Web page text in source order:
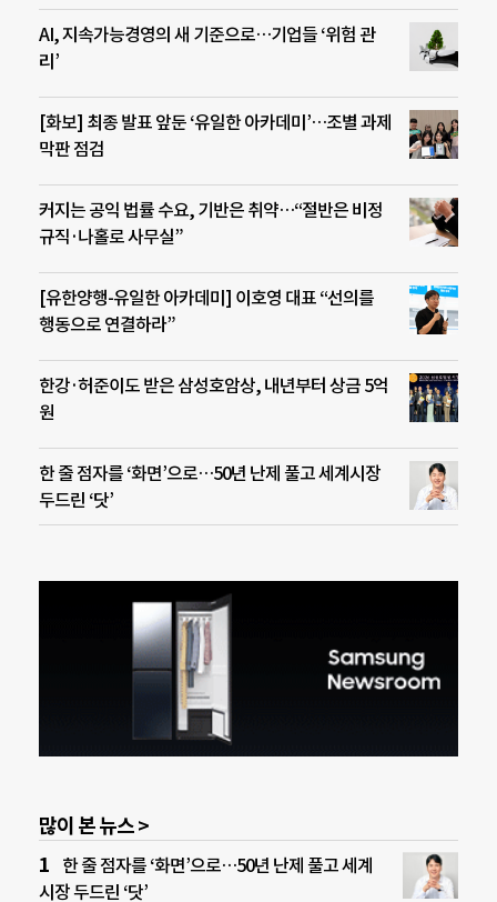
AI, 지속가능경영의 새 기준으로…기업들 ‘위험 관
리’
[화보] 최종 발표 앞둔 ‘유일한 아카데미’…조별 과제
막판 점검
커지는 공익 법률 수요, 기반은 취약…“절반은 비정
규직·나홀로 사무실”
[유한양행-유일한 아카데미] 이호영 대표 “선의를
행동으로 연결하라”
한강·허준이도 받은 삼성호암상, 내년부터 상금 5억
원
한 줄 점자를 ‘화면’으로…50년 난제 풀고 세계시장
두드린 ‘닷’
많이 본 뉴스 >
한 줄 점자를 ‘화면’으로…50년 난제 풀고 세계
시장 두드린 ‘닷’